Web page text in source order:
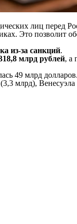
лиц перед
Это позволит
из-за санкций.
млрд рублей, а
49 млрд
млрд),